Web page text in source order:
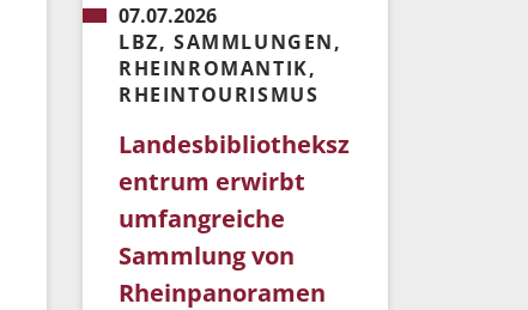
07.07.2026
LBZ, SAMMLUNGEN,
RHEINROMANTIK,
RHEINTOURISMUS
Landesbibliotheksz
entrum erwirbt
umfangreiche
Sammlung von
Rheinpanoramen